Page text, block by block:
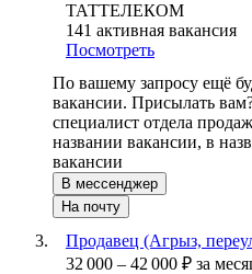
ТАТТЕЛЕКОМ
141 активная вакансия
Посмотреть
По вашему запросу ещё
вакансии. Присылать
специалист отдела продаж
названии вакансии, в
вакансии
В мессенджер
На почту
Продавец (Агрыз,
32 000 – 42 000 ₽ за